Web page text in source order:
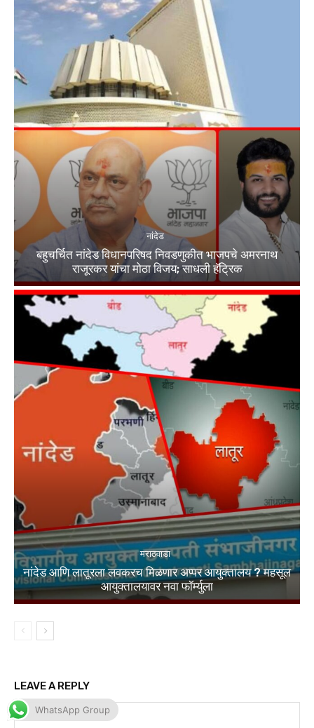
WhatsApp Group